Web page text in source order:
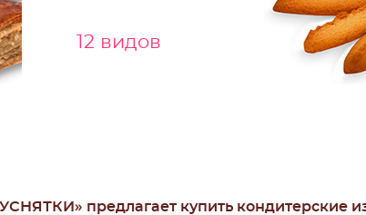
12 видов
предлагает купить кондитерские